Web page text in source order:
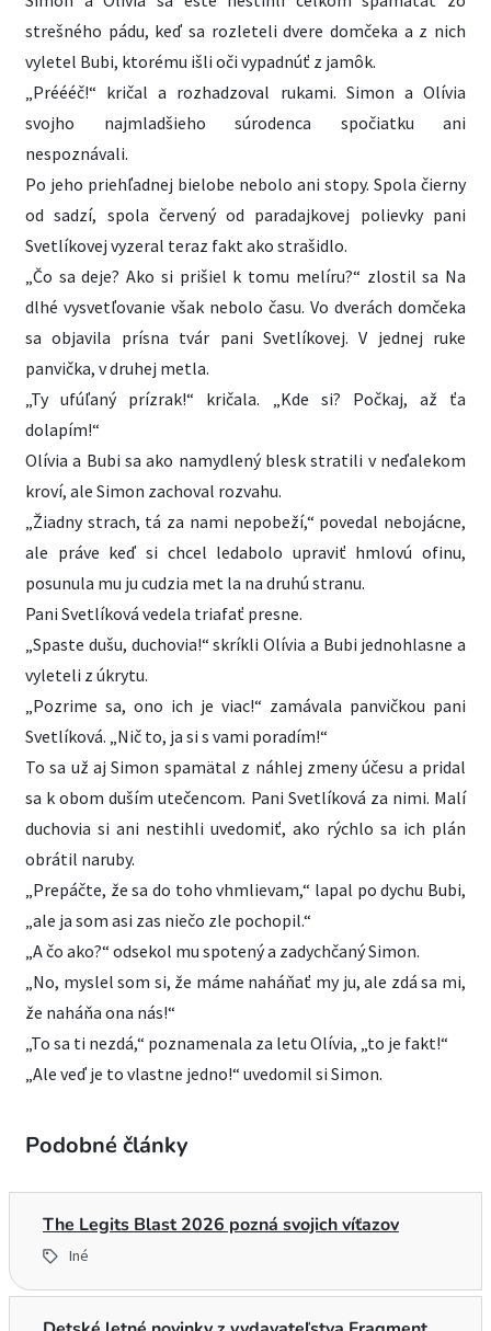
strešného pádu, keď sa rozleteli dvere domčeka a z nich
vyletel Bubi, ktorému išli oči vypadnúť z jamôk.
„Préééč!“ kričal a rozhadzoval rukami. Simon a Olívia
svojho najmladšieho súrodenca spočiatku ani
nespoznávali.
Po jeho priehľadnej bielobe nebolo ani stopy. Spola čierny
od sadzí, spola červený od paradajkovej polievky pani
Svetlíkovej vyzeral teraz fakt ako strašidlo.
„Čo sa deje? Ako si prišiel k tomu melíru?“ zlostil sa Na
dlhé vysvetľovanie však nebolo času. Vo dverách domčeka
sa objavila prísna tvár pani Svetlíkovej. V jednej ruke
panvička, v druhej metla.
„Ty ufúľaný prízrak!“ kričala. „Kde si? Počkaj, až ťa
dolapím!“
Olívia a Bubi sa ako namydlený blesk stratili v neďalekom
kroví, ale Simon zachoval rozvahu.
„Žiadny strach, tá za nami nepobeží,“ povedal nebojácne,
ale práve keď si chcel ledabolo upraviť hmlovú ofinu,
posunula mu ju cudzia met la na druhú stranu.
Pani Svetlíková vedela triafať presne.
„Spaste dušu, duchovia!“ skríkli Olívia a Bubi jednohlasne a
vyleteli z úkrytu.
„Pozrime sa, ono ich je viac!“ zamávala panvičkou pani
Svetlíková. „Nič to, ja si s vami poradím!“
To sa už aj Simon spamätal z náhlej zmeny účesu a pridal
sa k obom duším utečencom. Pani Svetlíková za nimi. Malí
duchovia si ani nestihli uvedomiť, ako rýchlo sa ich plán
obrátil naruby.
„Prepáčte, že sa do toho vhmlievam,“ lapal po dychu Bubi,
„ale ja som asi zas niečo zle pochopil.“
„A čo ako?“ odsekol mu spotený a zadychčaný Simon.
„No, myslel som si, že máme naháňať my ju, ale zdá sa mi,
že naháňa ona nás!“
„To sa ti nezdá,“ poznamenala za letu Olívia, „to je fakt!“
„Ale veď je to vlastne jedno!“ uvedomil si Simon.
Podobné články
The Legits Blast 2026 pozná svojich víťazov
Iné